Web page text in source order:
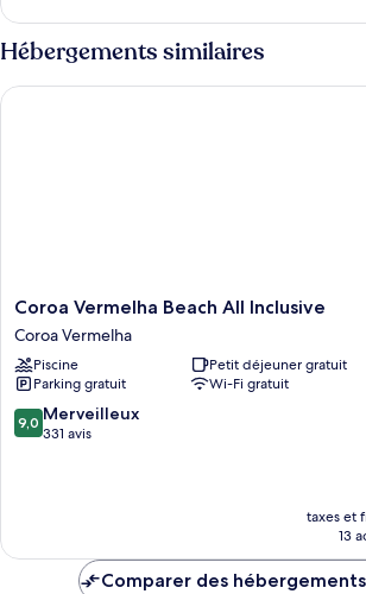
le
type
de
Villa
Hébergements similaires
Coroa
Vermelha
Beach
All
Inclusive
Coroa
Vermelha
Coroa Vermelha Beach All Inclusive
Coroa Vermelha
Piscine
Petit déjeuner gratuit
Parking gratuit
Wi-Fi gratuit
9.0
sur
9,0 Merveilleux
331 avis
taxes et
13
Coroa Vermelha Beach All Inclusive
Comparer des